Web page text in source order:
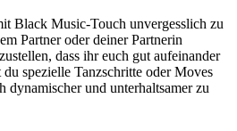
Black Music-Touch unvergesslich zu
Partner oder deiner Partnerin
dass ihr euch gut aufeinander
spezielle Tanzschritte oder Moves
dynamischer und unterhaltsamer zu